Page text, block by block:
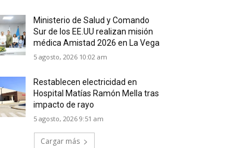
Ministerio de Salud y Comando
Sur de los EE.UU realizan misión
médica Amistad 2026 en La Vega
5 agosto, 2026 10:02 am
Restablecen electricidad en
Hospital Matías Ramón Mella tras
impacto de rayo
5 agosto, 2026 9:51 am
Cargar más